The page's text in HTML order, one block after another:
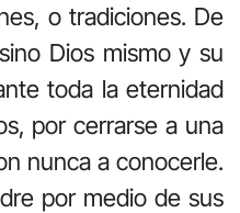
o tradiciones. De
Dios mismo y su
toda la eternidad
por cerrarse a una
nunca a conocerle.
por medio de sus